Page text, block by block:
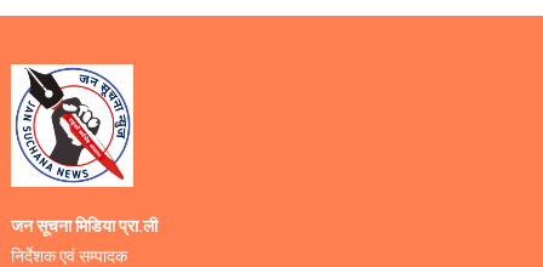
जन सूचना मिडिया प्रा.ली
निर्देशक एवं सम्पादक